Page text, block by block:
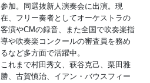
参加。同選抜新人演奏会に出演。現
在、フリー奏者としてオーケストラの
客演やCMの録音、また全国で吹奏楽指
導や吹奏楽コンクールの審査員を務め
るなど多方面で活躍中。
これまで村田秀文、萩谷克己、栗田雅
勝、古賀慎治、イアン・バウスフィー